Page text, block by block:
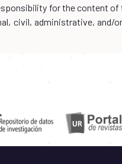
for the content
civil, administrative,